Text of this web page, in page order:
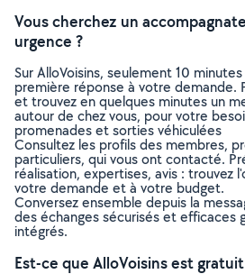
Vous cherchez un
urgence ?
Sur AlloVoisins, seulement 10
première réponse à votre demande.
et trouvez en quelques minutes un
autour de chez vous, pour votre
promenades et sorties véhiculées
Consultez les profils des membres,
particuliers, qui vous ont contacté.
réalisation, expertises, avis : trouvez
votre demande et à votre budget.
Conversez ensemble depuis la
des échanges sécurisés et efficaces
intégrés.
Est-ce que AlloVoisins est